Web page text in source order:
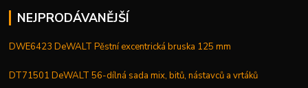
NEJPRODÁVANĚJŠÍ
DWE6423 DeWALT Pěstní excentrická bruska 125 mm
DT71501 DeWALT 56-dílná sada mix, bitů, nástavců a vrtáků